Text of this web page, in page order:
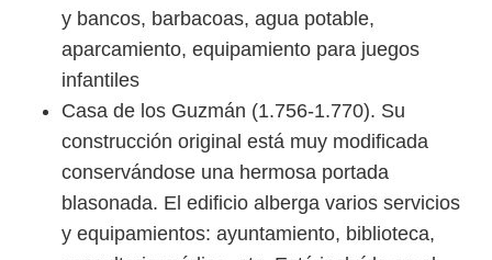
y bancos, barbacoas, agua potable,
aparcamiento, equipamiento para juegos
infantiles
Casa de los Guzmán (1.756-1.770). Su
construcción original está muy modificada
conservándose una hermosa portada
blasonada. El edificio alberga varios servicios
y equipamientos: ayuntamiento, biblioteca,